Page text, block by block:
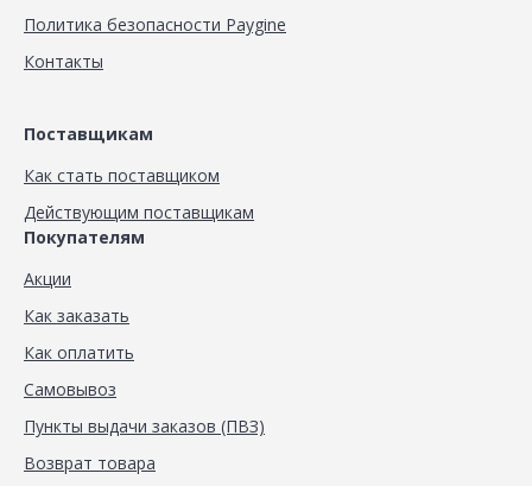
Политика безопасности Paygine
Контакты
Поставщикам
Как стать поставщиком
Действующим поставщикам
Покупателям
Акции
Как заказать
Как оплатить
Самовывоз
Пункты выдачи заказов (ПВЗ)
Возврат товара